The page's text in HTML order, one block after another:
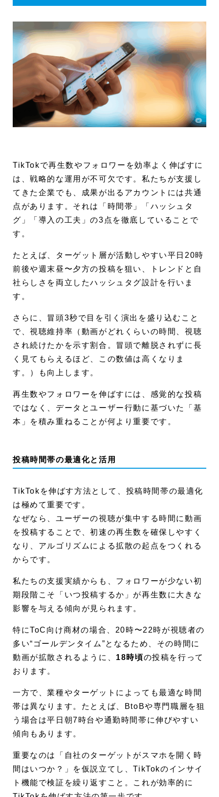
TWの3つの強み
TWのサービスフロー
TWのサービスフロー
TikTokで再生数やフォロワーを効率よく伸ばすに
は、戦略的な運用が不可欠です。私たちが支援し
てきた企業でも、成果が出るアカウントには共通
点があります。それは「時間帯」「ハッシュタ
グ」「導入の工夫」の3点を徹底していることで
す。
たとえば、ターゲット層が活動しやすい平日20時
前後や週末昼〜夕方の投稿を狙い、トレンドと自
社らしさを両立したハッシュタグ設計を行いま
す。
さらに、冒頭3秒で目を引く演出を盛り込むこと
で、視聴維持率（動画がどれくらいの時間、視聴
され続けたかを示す割合。冒頭で離脱されずに長
く見てもらえるほど、この数値は高くなりま
す。）も向上します。
再生数やフォロワーを伸ばすには、感覚的な投稿
ではなく、データとユーザー行動に基づいた「基
本」を積み重ねることが何より重要です。
投稿時間帯の最適化と活用
TikTokを伸ばす方法として、投稿時間帯の最適化
は極めて重要です。
なぜなら、ユーザーの視聴が集中する時間に動画
を投稿することで、初速の再生数を確保しやすく
なり、アルゴリズムによる拡散の起点をつくれる
からです。
私たちの支援実績からも、フォロワーが少ない初
期段階こそ「いつ投稿するか」が再生数に大きな
影響を与える傾向が見られます。
特にToC向け商材の場合、20時〜22時が視聴者の
多い“ゴールデンタイム”となるため、その時間に
動画が拡散されるように、 18時頃の投稿を行って
おります。
一方で、業種やターゲットによっても最適な時間
帯は異なります。たとえば、BtoBや専門職層を狙
う場合は平日朝7時台や通勤時間帯に伸びやすい
傾向もあります。
重要なのは「自社のターゲットがスマホを開く時
間はいつか？」を仮説立てし、TikTokのインサイ
ト機能で検証を繰り返すこと。これが効率的に